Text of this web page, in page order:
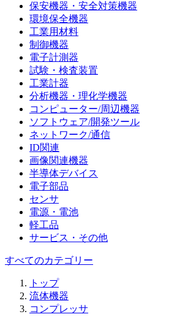
保安機器・安全対策機器
環境保全機器
工業用材料
制御機器
電子計測器
試験・検査装置
工業計器
分析機器・理化学機器
コンピューター/周辺機器
ソフトウェア/開発ツール
ネットワーク/通信
ID関連
画像関連機器
半導体デバイス
電子部品
センサ
電源・電池
軽工品
サービス・その他
すべてのカテゴリー
トップ
流体機器
コンプレッサ